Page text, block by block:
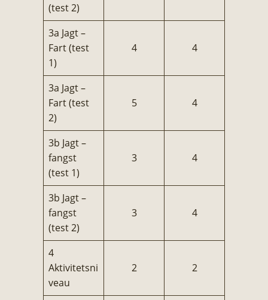
(test 2)
3a Jagt –
Fart (test
1)
4 4
3a Jagt –
Fart (test
2)
5 4
3b Jagt –
fangst
(test 1)
3 4
3b Jagt –
fangst
(test 2)
3 4
4
Aktivitetsni
veau
2 2